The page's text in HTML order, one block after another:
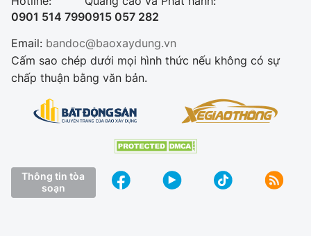
0901 514 7990915 057 282
Email: bandoc@baoxaydung.vn
Cấm sao chép dưới mọi hình thức nếu không có sự
chấp thuận bằng văn bản.
Thông tin tòa
soạn